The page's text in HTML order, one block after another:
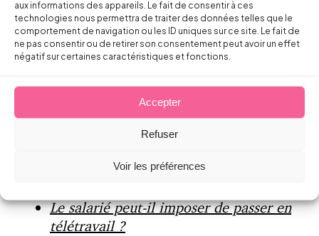
aux informations des appareils. Le fait de consentir à ces
technologies nous permettra de traiter des données telles que le
comportement de navigation ou les ID uniques sur ce site. Le fait de
ne pas consentir ou de retirer son consentement peut avoir un effet
négatif sur certaines caractéristiques et fonctions.
Accepter
Refuser
Voir les préférences
déconnexion, méthodes de management,
etc.). Rappelons que le CSE doit être
associé à la démarche de prévention,
notamment en termes d’évaluation des
risques.
A noter : la négociation en vue d’un
éventuel accord national interprofessionnel
reprendre le 3 novembre prochain.
Le salarié peut-il imposer de passer en
télétravail ?